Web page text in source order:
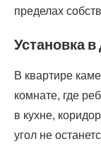
пределах
Установка
В квартире
комнате, где
в кухне,
угол не